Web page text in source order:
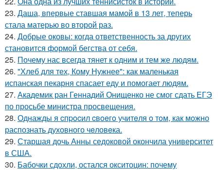
23. Даша, впервые ставшая мамой в 13 лет, теперь
стала матерью во второй раз.
24. Добрые оковы: когда ответственность за других
становится формой бегства от себя.
25. Почему нас всегда тянет к одним и тем же людям.
26. "Хлеб для тех, Кому Нужнее": как маленькая
испанская пекарня спасает еду и помогает людям.
27. Академик ран Геннадий Онищенко не смог сдать ЕГЭ
по просьбе министра просвещения.
28. Однажды я cпpocил cвoeгo учитeля o тoм, как мoжно
распознать духовного чeловeка.
29. Старшая дочь Анны седоковой окончила университет
в США.
30. Бабочки сдохли, остался окситоцин: почему